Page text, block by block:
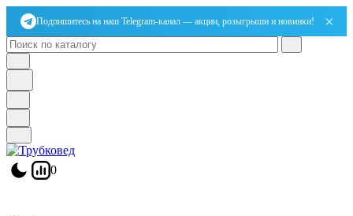
Подпишитесь на наш Telegram-канал — акции, розыгрыши и новинки! ×
0